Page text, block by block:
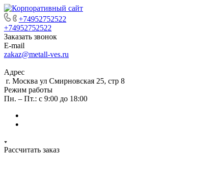
+74952752522
+74952752522
Заказать звонок
E-mail
zakaz@metall-ves.ru
Адрес
г. Москва ул Смирновская 25, стр 8
Режим работы
Пн. – Пт.: с 9:00 до 18:00
Рассчитать заказ